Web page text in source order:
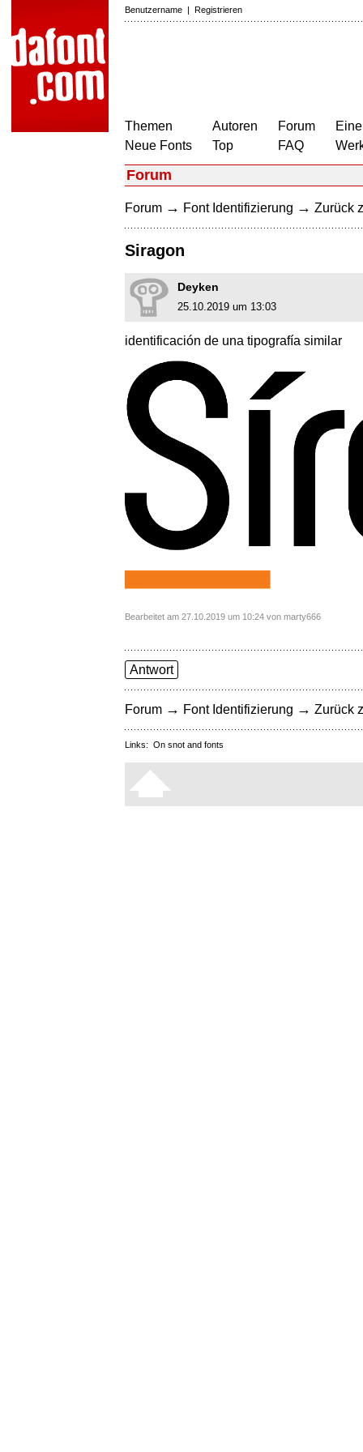
Benutzername | Registrieren
Themen
Neue Fonts
Autoren
Top
Forum
FAQ
Forum
Forum → Font Identifizierung → Zurück
Siragon
Deyken
25.10.2019 um 13:03
identificación de una tipografía similar
Bearbeitet am 27.10.2019 um 10:24 von marty666
Antwort
Forum → Font Identifizierung → Zurück
Links: On snot and fonts